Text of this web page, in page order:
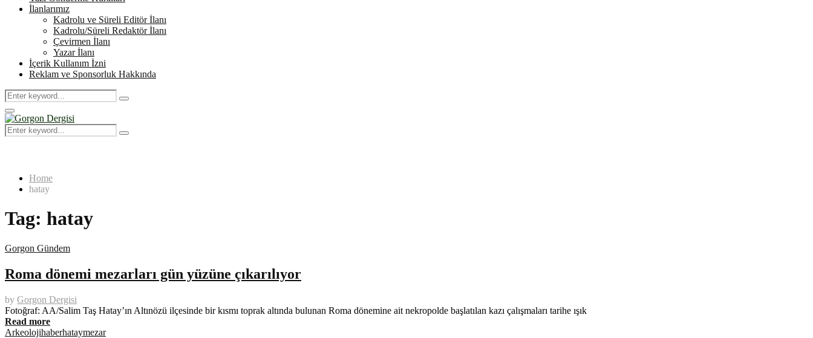
İlanlarımız
Kadrolu ve Süreli Editör İlanı
Kadrolu/Süreli Redaktör İlanı
Çevirmen İlanı
Yazar İlanı
İçerik Kullanım İzni
Reklam ve Sponsorluk Hakkında
Search
for:
Search
Primary
Menu
Search
for:
Search
Home
hatay
Tag: hatay
Gorgon Gündem
Roma dönemi mezarları gün yüzüne çıkarılıyor
by Gorgon Dergisi
Fotoğraf: AA/Salim Taş Hatay’ın Altınözü ilçesinde bir kısmı toprak altında bulunan Roma dönemine ait nekropolde başlatılan kazı çalışmaları tarihe ışık
Read more
Arkeolojihaberhataymezar